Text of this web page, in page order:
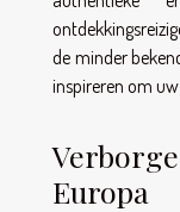
de minder
inspireren om
Europa